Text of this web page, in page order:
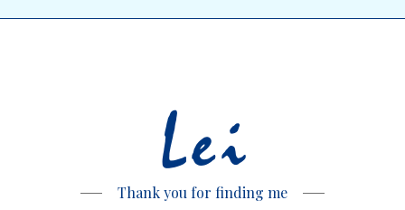
Lei
Thank you for finding me